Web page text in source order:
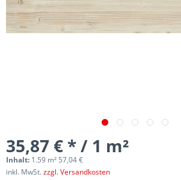
35,87 € * / 1 m²
Inhalt: 1.59 m² 57,04 €
inkl. MwSt.zzgl. Versandkosten